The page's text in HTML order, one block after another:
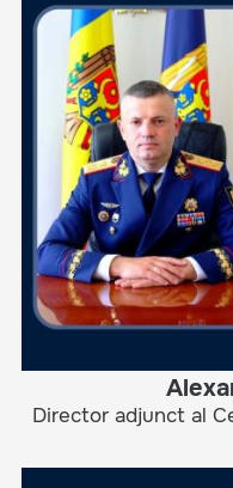
Director adjunct al